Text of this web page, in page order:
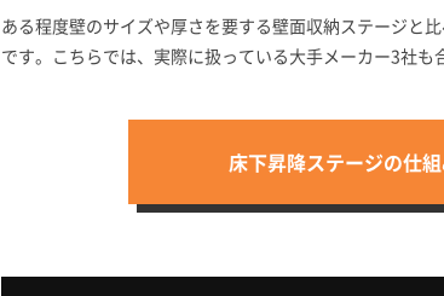
ある程度壁のサイズや厚さを要する壁面収納ステージと
です。こちらでは、実際に扱っている大手メーカー3社も
床下昇降ステージの仕